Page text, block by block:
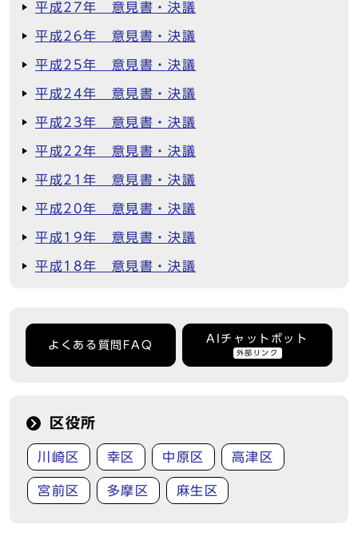
平成27年 意見書・決議
平成26年 意見書・決議
平成25年 意見書・決議
平成24年 意見書・決議
平成23年 意見書・決議
平成22年 意見書・決議
平成21年 意見書・決議
平成20年 意見書・決議
平成19年 意見書・決議
平成18年 意見書・決議
よくある質問FAQ
AIチャットボット
外部リンク
区役所
川崎区 幸区 中原区 高津区
宮前区 多摩区 麻生区